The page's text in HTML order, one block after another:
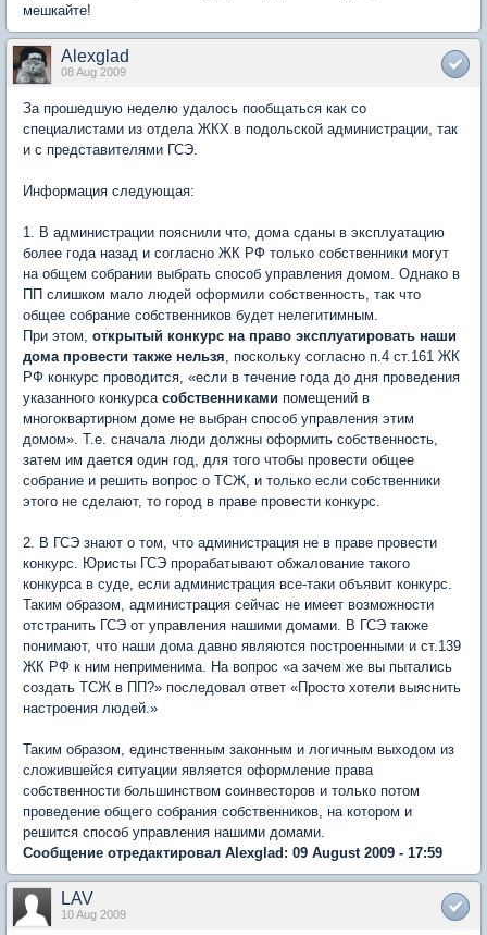
мешкайте!
Alexglad
08 Aug 2009
За прошедшую неделю удалось пообщаться как со
специалистами из отдела ЖКХ в подольской администрации, так
и с представителями ГСЭ.
Информация следующая:
1. В администрации пояснили что, дома сданы в эксплуатацию
более года назад и согласно ЖК РФ только собственники могут
на общем собрании выбрать способ управления домом. Однако в
ПП слишком мало людей оформили собственность, так что
общее собрание собственников будет нелегитимным.
При этом, открытый конкурс на право эксплуатировать наши
дома провести также нельзя , поскольку согласно п.4 ст.161 ЖК
РФ конкурс проводится, «если в течение года до дня проведения
указанного конкурса собственниками помещений в
многоквартирном доме не выбран способ управления этим
домом». Т.е. сначала люди должны оформить собственность,
затем им дается один год, для того чтобы провести общее
собрание и решить вопрос о ТСЖ, и только если собственники
этого не сделают, то город в праве провести конкурс.
2. В ГСЭ знают о том, что администрация не в праве провести
конкурс. Юристы ГСЭ прорабатывают обжалование такого
конкурса в суде, если администрация все-таки объявит конкурс.
Таким образом, администрация сейчас не имеет возможности
отстранить ГСЭ от управления нашими домами. В ГСЭ также
понимают, что наши дома давно являются построенными и ст.139
ЖК РФ к ним неприменима. На вопрос «а зачем же вы пытались
создать ТСЖ в ПП?» последовал ответ «Просто хотели выяснить
настроения людей.»
Таким образом, единственным законным и логичным выходом из
сложившейся ситуации является оформление права
собственности большинством соинвесторов и только потом
проведение общего собрания собственников, на котором и
решится способ управления нашими домами.
Сообщение отредактировал Alexglad: 09 August 2009 - 17:59
LAV
10 Aug 2009